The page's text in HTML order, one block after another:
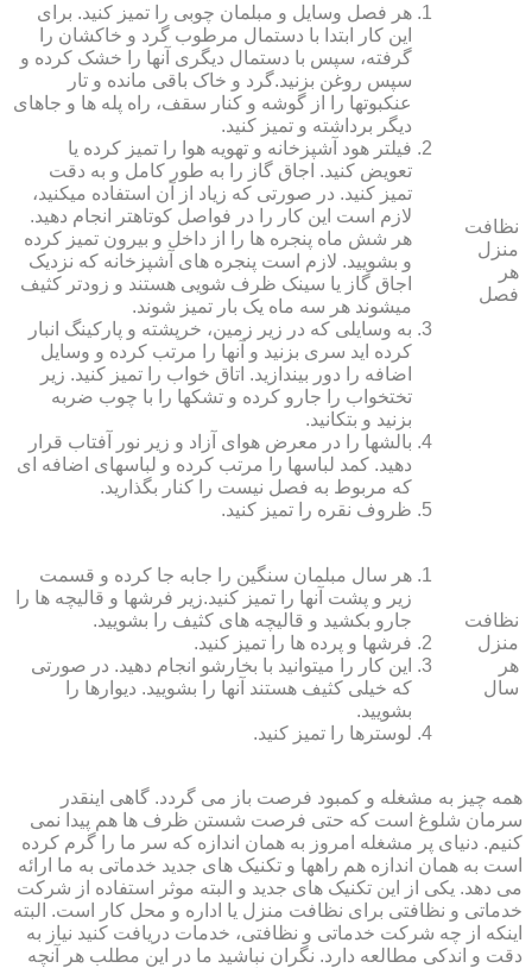
نظافت
منزل
هر
فصل
هر فصل وسایل و مبلمان چوبی را تمیز کنید. برای
این کار ابتدا با دستمال مرطوب گرد و خاک‏شان را
گرفته، سپس با دستمال دیگری آنها را خشک کرده و
سپس روغن بزنید.گرد و خاک باقی مانده و تار
عنکبوت‏ها را از گوشه و کنار سقف، راه پله‏ ها و جاهای
دیگر برداشته و تمیز کنید.
فیلتر هود آشپزخانه و تهویه هوا را تمیز کرده یا
تعویض کنید. اجاق گاز را به طور کامل و به دقت
تمیز کنید. در صورتی که زیاد از آن استفاده می‏کنید،
لازم است این کار را در فواصل کوتاه‏تر انجام دهید.
هر شش ماه پنجره‏ ها را از داخل و بیرون تمیز کرده
و بشویید. لازم است پنجره‏ های آشپزخانه که نزدیک
اجاق گاز یا سینک ظرف شویی هستند و زودتر کثیف
می‏شوند هر سه ماه یک بار تمیز شوند.
به وسایلی که در زیر زمین، خرپشته و پارکینگ انبار
کرده‏ اید سری بزنید و آنها را مرتب کرده و وسایل
اضافه را دور بیندازید. اتاق خواب را تمیز کنید. زیر
تختخواب را جارو کرده و تشک‏ها را با چوب ضربه
بزنید و بتکانید.
بالش‏ها را در معرض هوای آزاد و زیر نور آفتاب قرار
دهید. کمد لباس‏ها را مرتب کرده و لباس‏های اضافه ای
که مربوط به فصل نیست را کنار بگذارید.
ظروف نقره را تمیز کنید.
نظافت
منزل
هر
سال
هر سال مبلمان سنگین را جابه جا کرده و قسمت
زیر و پشت آنها را تمیز کنید.زیر فرش‏ها و قالیچه‏ ها را
جارو بکشید و قالیچه‏ های کثیف را بشویید.
فرش‏ها و پرده ‏ها را تمیز کنید.
این کار را می‏توانید با بخارشو انجام دهید. در صورتی
که خیلی کثیف هستند آنها را بشویید. دیوارها را
بشویید.
لوسترها را تمیز کنید.
همه چیز به مشغله و کمبود فرصت باز می گردد. گاهی اینقدر
سرمان شلوغ است که حتی فرصت شستن ظرف ها هم پیدا نمی
کنیم. دنیای پر مشغله امروز به همان اندازه که سر ما را گرم کرده
است به همان اندازه هم راهها و تکنیک های جدید خدماتی به ما ارائه
می دهد. یکی از این تکنیک های جدید و البته موثر استفاده از شرکت
خدماتی و نظافتی برای نظافت منزل یا اداره و محل کار است. البته
اینکه از چه شرکت خدماتی و نظافتی، خدمات دریافت کنید نیاز به
دقت و اندکی مطالعه دارد. نگران نباشید ما در این مطلب هر آنچه